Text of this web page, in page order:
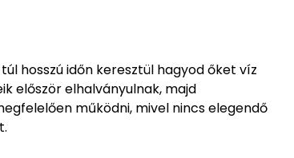
hosszú időn keresztül hagyod őket víz
először elhalványulnak, majd
működni, mivel nincs elegendő